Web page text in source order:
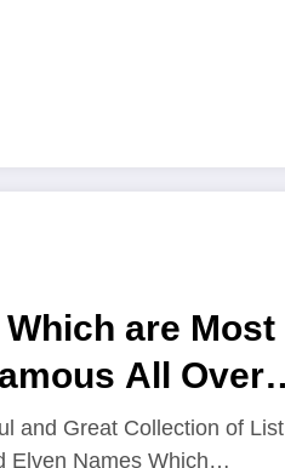
are Most
All Over
and Great Collection of List
Elven Names Which…